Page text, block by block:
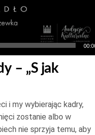
– „S jak
i my wybierając kadry,
zostanie albo w
nie sprzyja temu, aby